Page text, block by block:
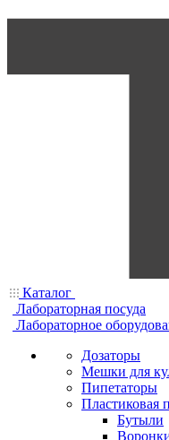
Каталог
Лабораторная посуда
Лабораторное
Дозаторы
Мешки для
Пипетаторы
Пластиковая
Бутыли